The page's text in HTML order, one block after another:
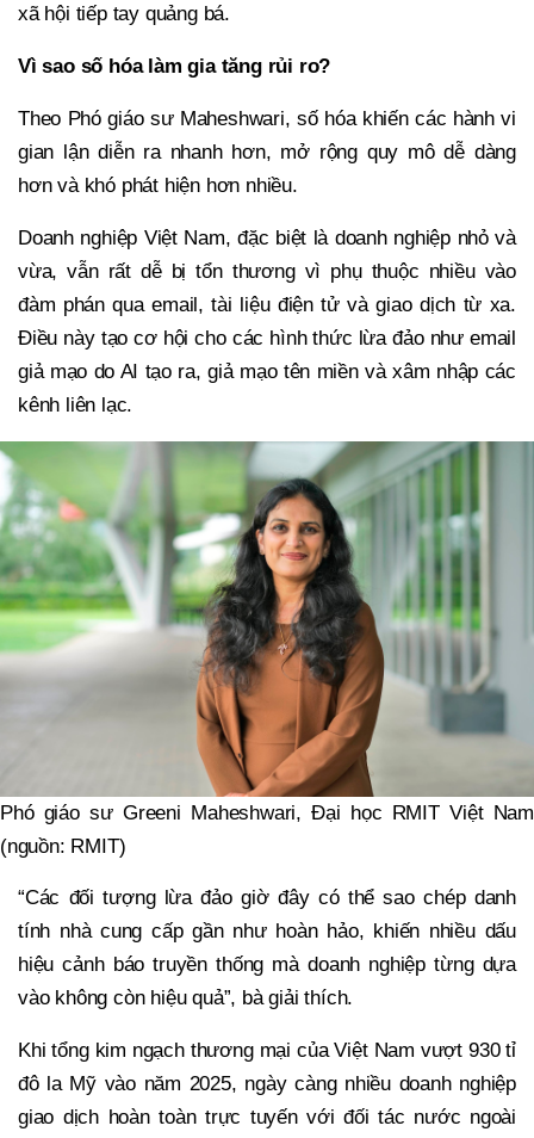
xã hội tiếp tay quảng bá.
Vì sao số hóa làm gia tăng rủi ro?
Theo Phó giáo sư Maheshwari, số hóa khiến các hành vi
gian lận diễn ra nhanh hơn, mở rộng quy mô dễ dàng
hơn và khó phát hiện hơn nhiều.
Doanh nghiệp Việt Nam, đặc biệt là doanh nghiệp nhỏ và
vừa, vẫn rất dễ bị tổn thương vì phụ thuộc nhiều vào
đàm phán qua email, tài liệu điện tử và giao dịch từ xa.
Điều này tạo cơ hội cho các hình thức lừa đảo như email
giả mạo do AI tạo ra, giả mạo tên miền và xâm nhập các
kênh liên lạc.
Phó giáo sư Greeni Maheshwari, Đại học RMIT Việt Nam
(nguồn: RMIT)
“Các đối tượng lừa đảo giờ đây có thể sao chép danh
tính nhà cung cấp gần như hoàn hảo, khiến nhiều dấu
hiệu cảnh báo truyền thống mà doanh nghiệp từng dựa
vào không còn hiệu quả”, bà giải thích.
Khi tổng kim ngạch thương mại của Việt Nam vượt 930 tỉ
đô la Mỹ vào năm 2025, ngày càng nhiều doanh nghiệp
giao dịch hoàn toàn trực tuyến với đối tác nước ngoài